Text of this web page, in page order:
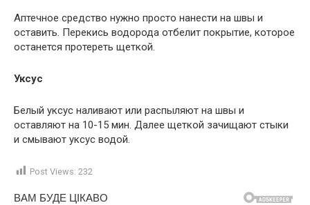
Аптечное средство нужно просто нанести на швы и
оставить. Перекись водорода отбелит покрытие, которое
останется протереть щеткой.
Уксус
Белый уксус наливают или распыляют на швы и
оставляют на 10-15 мин. Далее щеткой зачищают стыки
и смывают уксус водой.
Post Views: 232